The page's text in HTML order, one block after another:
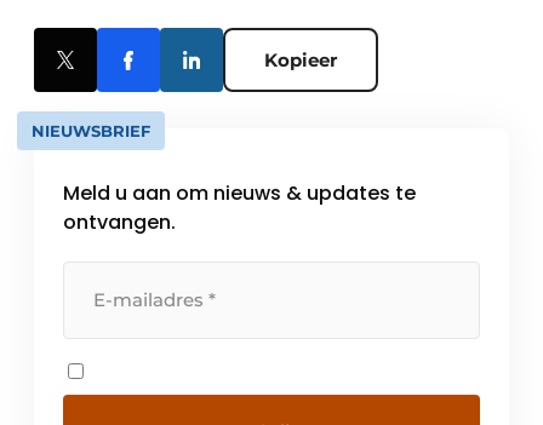
Kopieer
NIEUWSBRIEF
Meld u aan om nieuws & updates te
ontvangen.